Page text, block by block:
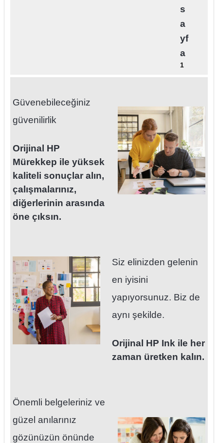
s
a
yf
a
1
Güvenebileceğiniz
güvenilirlik
Orijinal HP
Mürekkep ile yüksek
kaliteli sonuçlar alın,
çalışmalarınız,
diğerlerinin arasında
öne çıksın.
Siz elinizden gelenin
en iyisini
yapıyorsunuz. Biz de
aynı şekilde.
Orijinal HP Ink ile her
zaman üretken kalın.
Önemli belgeleriniz ve
güzel anılarınız
gözünüzün önünde